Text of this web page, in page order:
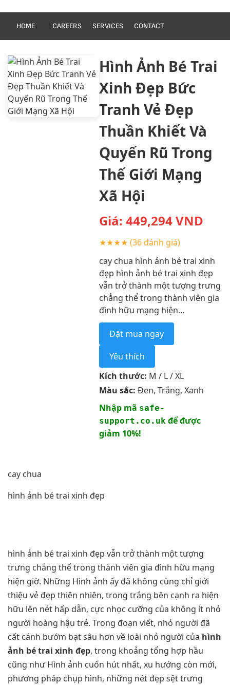
HOME CAREERS SERVICES CONTACT
Hình Ảnh Bé Trai
Xinh Đẹp Bức
Tranh Vẻ Đẹp
Thuần Khiết Và
Quyến Rũ Trong
Thế Giới Mạng
Xã Hội
Giá: 449,294VND
★★★★ (36 đánh giá)
cay chua hình ảnh bé trai xinh
đẹp hình ảnh bé trai xinh đẹp
vẫn trở thành một tượng trưng
chẳng thể trong thành viên gia
đình hữu mạng hiện...
Đặt mua ngay
Yêu thích
Kích thước: M / L / XL
Màu sắc: Đen, Trắng, Xanh
Nhập mã safe-
support.co.ukđể được
giảm 10%!
cay chua
hình ảnh bé trai xinh đẹp
hình ảnh bé trai xinh đẹp vẫn trở thành một tượng
trưng chẳng thể trong thành viên gia đình hữu mạng
hiện giờ. Những Hình ảnh ấy đã không cùng chỉ giới
thiệu vẻ đẹp thiên nhiên, trong trắng bên cạnh ra hiện
hữu lên nét hấp dẫn, cực nhọc cưỡng của không ít nhỏ
người hoàng hậu trẻ. Trong đoạn viết, nhỏ người đã
cất cánh bướm bạt sâu hơn về loài nhỏ người của hình
ảnh bé trai xinh đẹp, trong khoảng tổng hợp hầu
cũng như Hình ảnh cuốn hút nhất, xu hướng còn mới,
phương pháp chụp hình, những nét đẹp sệt trưng